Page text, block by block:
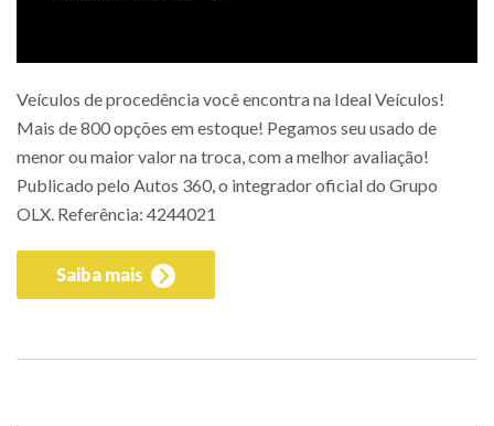
Veículos de procedência você encontra na Ideal Veículos!
Mais de 800 opções em estoque! Pegamos seu usado de
menor ou maior valor na troca, com a melhor avaliação!
Publicado pelo Autos 360, o integrador oficial do Grupo
OLX. Referência: 4244021
Saiba mais